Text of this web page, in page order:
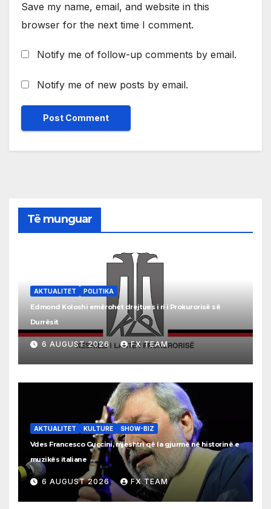
Save my name, email, and website in this
browser for the next time I comment.
Notify me of follow-up comments by email.
Notify me of new posts by email.
Të munguar
AKTUALITET POLITIKA
Edmond Koloshi emërohet drejtues i ri i Prokurorisë së
Durrësit
6 AUGUST 2026 FX TEAM
AKTUALITET KULTURE SHOW-BIZ
Vdes Francesco Guccini, mjeshtri që la gjurmë në historinë e
muzikës italiane
6 AUGUST 2026 FX TEAM